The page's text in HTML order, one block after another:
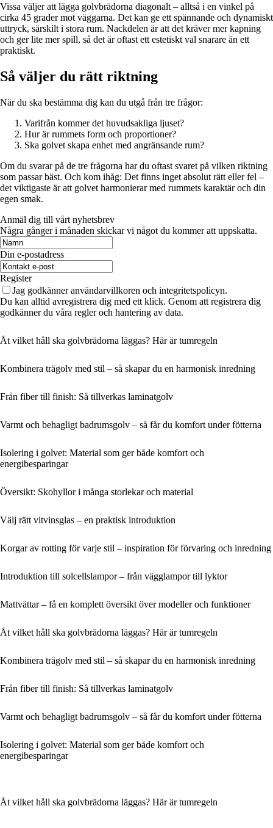
Vissa väljer att lägga golvbrädorna diagonalt – alltså i en vinkel på
cirka 45 grader mot väggarna. Det kan ge ett spännande och dynamiskt
uttryck, särskilt i stora rum. Nackdelen är att det kräver mer kapning
och ger lite mer spill, så det är oftast ett estetiskt val snarare än ett
praktiskt.
Så väljer du rätt riktning
När du ska bestämma dig kan du utgå från tre frågor:
Varifrån kommer det huvudsakliga ljuset?
Hur är rummets form och proportioner?
Ska golvet skapa enhet med angränsande rum?
Om du svarar på de tre frågorna har du oftast svaret på vilken riktning
som passar bäst. Och kom ihåg: Det finns inget absolut rätt eller fel –
det viktigaste är att golvet harmonierar med rummets karaktär och din
egen smak.
Anmäl dig till vårt nyhetsbrev
Några gånger i månaden skickar vi något du kommer att uppskatta.
Din e-postadress
Register
Jag godkänner användarvillkoren och integritetspolicyn.
Du kan alltid avregistrera dig med ett klick. Genom att registrera dig
godkänner du våra regler och hantering av data.
Åt vilket håll ska golvbrädorna läggas? Här är tumregeln
Kombinera trägolv med stil – så skapar du en harmonisk inredning
Från fiber till finish: Så tillverkas laminatgolv
Varmt och behagligt badrumsgolv – så får du komfort under fötterna
Isolering i golvet: Material som ger både komfort och
energibesparingar
Översikt: Skohyllor i många storlekar och material
Välj rätt vitvinsglas – en praktisk introduktion
Korgar av rotting för varje stil – inspiration för förvaring och inredning
Introduktion till solcellslampor – från vägglampor till lyktor
Mattvättar – få en komplett översikt över modeller och funktioner
Åt vilket håll ska golvbrädorna läggas? Här är tumregeln
Kombinera trägolv med stil – så skapar du en harmonisk inredning
Från fiber till finish: Så tillverkas laminatgolv
Varmt och behagligt badrumsgolv – så får du komfort under fötterna
Isolering i golvet: Material som ger både komfort och
energibesparingar
Åt vilket håll ska golvbrädorna läggas? Här är tumregeln